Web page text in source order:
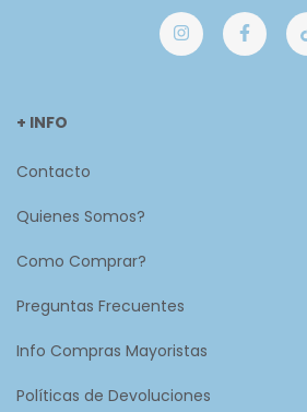
+ INFO
Contacto
Quienes Somos?
Como Comprar?
Preguntas Frecuentes
Info Compras Mayoristas
Políticas de Devoluciones